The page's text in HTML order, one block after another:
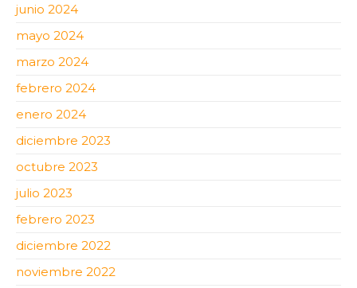
junio 2024
mayo 2024
marzo 2024
febrero 2024
enero 2024
diciembre 2023
octubre 2023
julio 2023
febrero 2023
diciembre 2022
noviembre 2022